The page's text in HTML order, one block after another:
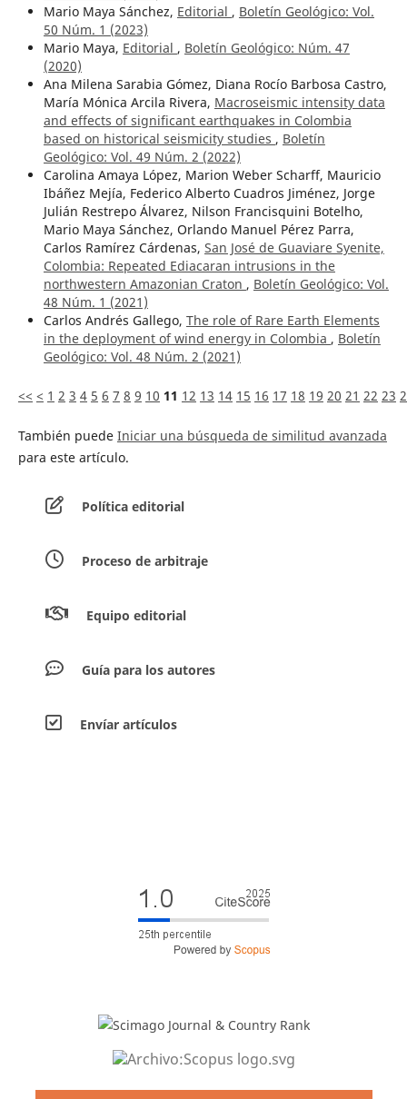
Mario Maya Sánchez, Editorial , Boletín Geológico: Vol.
50 Núm. 1 (2023)
Mario Maya, Editorial , Boletín Geológico: Núm. 47
(2020)
Ana Milena Sarabia Gómez, Diana Rocío Barbosa Castro,
María Mónica Arcila Rivera, Macroseismic intensity data
and effects of significant earthquakes in Colombia
based on historical seismicity studies , Boletín
Geológico: Vol. 49 Núm. 2 (2022)
Carolina Amaya López, Marion Weber Scharff, Mauricio
Ibáñez Mejía, Federico Alberto Cuadros Jiménez, Jorge
Julián Restrepo Álvarez, Nilson Francisquini Botelho,
Mario Maya Sánchez, Orlando Manuel Pérez Parra,
Carlos Ramírez Cárdenas, San José de Guaviare Syenite,
Colombia: Repeated Ediacaran intrusions in the
northwestern Amazonian Craton , Boletín Geológico: Vol.
48 Núm. 1 (2021)
Carlos Andrés Gallego, The role of Rare Earth Elements
in the deployment of wind energy in Colombia , Boletín
Geológico: Vol. 48 Núm. 2 (2021)
<< < 1 2 3 4 5 6 7 8 9 10 11 12 13 14 15 16 17 18 19 20 21 22 23
También puede Iniciar una búsqueda de similitud avanzada
para este artículo.
Política editorial
Proceso de arbitraje
Equipo editorial
Guía para los autores
Envíar artículos